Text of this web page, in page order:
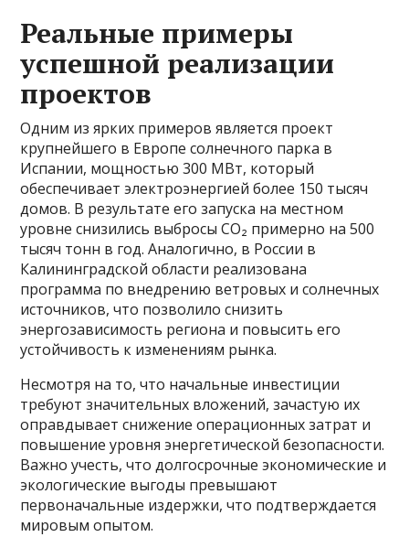
Реальные примеры
успешной реализации
проектов
Одним из ярких примеров является проект
крупнейшего в Европе солнечного парка в
Испании, мощностью 300 МВт, который
обеспечивает электроэнергией более 150 тысяч
домов. В результате его запуска на местном
уровне снизились выбросы CO₂ примерно на 500
тысяч тонн в год. Аналогично, в России в
Калининградской области реализована
программа по внедрению ветровых и солнечных
источников, что позволило снизить
энергозависимость региона и повысить его
устойчивость к изменениям рынка.
Несмотря на то, что начальные инвестиции
требуют значительных вложений, зачастую их
оправдывает снижение операционных затрат и
повышение уровня энергетической безопасности.
Важно учесть, что долгосрочные экономические и
экологические выгоды превышают
первоначальные издержки, что подтверждается
мировым опытом.